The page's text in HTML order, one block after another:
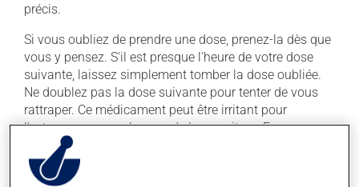
précis.
Si vous oubliez de prendre une dose, prenez-la dès que
vous y pensez. S'il est presque l'heure de votre dose
suivante, laissez simplement tomber la dose oubliée.
Ne doublez pas la dose suivante pour tenter de vous
rattraper. Ce médicament peut être irritant pour
l'estomac : prenez-le avec de la nourriture. Essayez
d'éviter les aliments irritants comme le café, les mets
épicés et l'alcool.